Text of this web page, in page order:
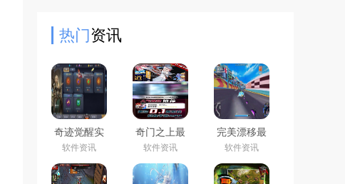
热门资讯
奇迹觉醒实
用攻略大全_
奇迹觉醒最
新技巧助通
关
软件资讯
奇门之上最
全游戏攻略
解析_奇门之
上最新玩法
技巧通关
软件资讯
完美漂移最
全游戏攻略
解说_完美漂
移最新游戏
技巧通关
软件资讯